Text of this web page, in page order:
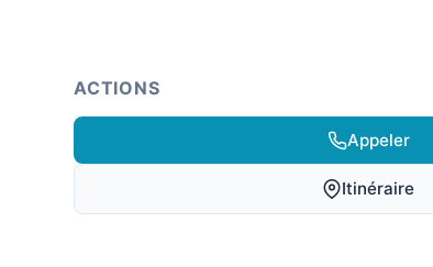
ACTIONS
Appeler
Itinéraire